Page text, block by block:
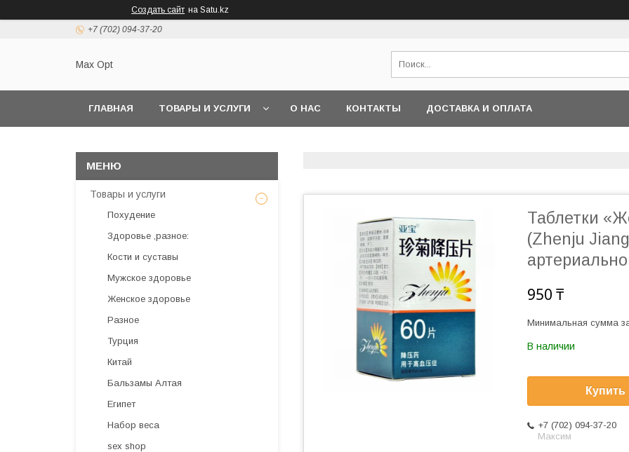
Создать сайт на Satu.kz
+7 (702) 094-37-20
Max Opt
ГЛАВНАЯ ТОВАРЫ И УСЛУГИ О НАС КОНТАКТЫ ДОСТАВКА И ОПЛАТА
Таблетки
(Zhenju
950 ₸
Минимальная сумма
В наличии
Купить
+7 (702) 094-37-20
Максим
Товары и услуги
Похудение
Здоровье ,разное:
Кости и суставы
Мужское здоровье
Женское здоровье
Разное
Турция
Китай
Бальзамы Алтая
Египет
Набор веса
sex shop